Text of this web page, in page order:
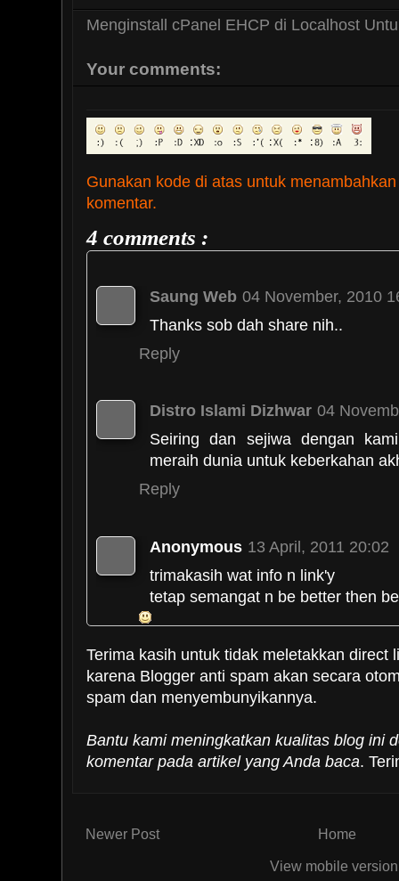
Menginstall cPanel EHCP di Localhost
Your comments:
Gunakan kode di atas untuk
komentar.
4 comments :
Saung Web 04 November, 2010
Thanks sob dah share nih..
Reply
Distro Islami Dizhwar 04
Seiring dan sejiwa dengan
meraih dunia untuk keberkahan
Reply
Anonymous 13 April, 2011 20:02
trimakasih wat info n link'y
tetap semangat n be better then
Reply
@anonim: terima kasih juga
bermanfaat bagi kita semua..
Terima kasih untuk tidak meletakkan direct
karena Blogger anti spam akan secara
spam dan menyembunyikannya.
Bantu kami meningkatkan kualitas blog ini
komentar pada artikel yang Anda baca.
Newer Post Home
View mobile version